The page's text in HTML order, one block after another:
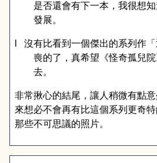
是否還會有下一本，我很想
發展。
沒有比看到一個傑出的系列作
喪的了，真希望《怪奇孤兒
去。
非常揪心的結尾，讓人稍微有點
來想必不會再有比這個系列更奇
那些不可思議的照片。